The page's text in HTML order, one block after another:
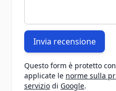
Invia recensione
Questo form è protetto
applicate le norme sulla
servizio di Google.